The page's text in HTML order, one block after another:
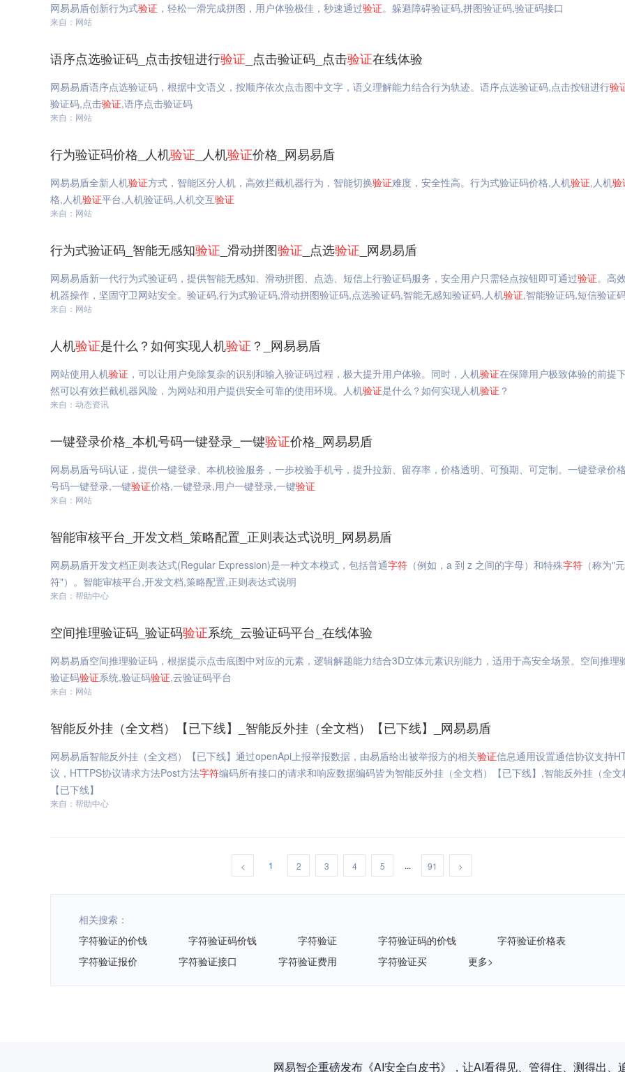
网易易盾创新行为式验证 ，轻松一滑完成拼图，用户体验极佳，秒速通过验证。躲避障碍验证码,拼图验证码,验证码接口
来自：网站
语序点选验证码_点击按钮进行验证 _点击验证码_点击验证在线体验
网易易盾语序点选验证码，根据中文语义，按顺序依次点击图中文字，语义理解能力结合行为轨迹。语序点选验证码,点击按钮进行验
验证码,点击验证,语序点击验证码
来自：网站
行为验证码价格_人机验证 _人机验证价格_网易易盾
网易易盾全新人机验证方式，智能区分人机，高效拦截机器行为，智能切换验证难度，安全性高。行为式验证码价格,人机验证,人机验
格,人机验证平台,人机验证码,人机交互验证
来自：网站
行为式验证码_智能无感知验证 _滑动拼图验证 _点选验证 _网易易盾
网易易盾新一代行为式验证码，提供智能无感知、滑动拼图、点选、短信上行验证码服务，安全用户只需轻点按钮即可通过验证。高
机器操作，坚固守卫网站安全。验证码,行为式验证码,滑动拼图验证码,点选验证码,智能无感知验证码,人机验证,智能验证码,短信验证
来自：网站
人机验证是什么？如何实现人机验证 ？_网易易盾
网站使用人机验证 ，可以让用户免除复杂的识别和输入验证码过程，极大提升用户体验。同时，人机验证在保障用户极致体验的前提
然可以有效拦截机器风险，为网站和用户提供安全可靠的使用环境。人机验证是什么？如何实现人机验证 ？
来自：动态资讯
一键登录价格_本机号码一键登录_一键验证价格_网易易盾
网易易盾号码认证，提供一键登录、本机校验服务，一步校验手机号，提升拉新、留存率，价格透明、可预期、可定制。一键登录价
号码一键登录,一键验证价格,一键登录,用户一键登录,一键验证
来自：网站
智能审核平台_开发文档_策略配置_正则表达式说明_网易易盾
网易易盾开发文档正则表达式(Regular Expression)是一种文本模式，包括普通字符 （例如，a 到 z 之间的字母）和特殊字符 （称为"
符"）。智能审核平台,开发文档,策略配置,正则表达式说明
来自：帮助中心
空间推理验证码_验证码验证系统_云验证码平台_在线体验
网易易盾空间推理验证码，根据提示点击底图中对应的元素，逻辑解题能力结合3D立体元素识别能力，适用于高安全场景。空间推理
验证码验证系统,验证码验证,云验证码平台
来自：网站
智能反外挂（全文档）【已下线】_智能反外挂（全文档）【已下线】_网易易盾
网易易盾智能反外挂（全文档）【已下线】通过openApi上报举报数据，由易盾给出被举报方的相关验证信息通用设置通信协议支持
议，HTTPS协议请求方法Post方法字符编码所有接口的请求和响应数据编码皆为智能反外挂（全文档）【已下线】,智能反外挂（全文
【已下线】
来自：帮助中心
< 1 2 3 4 5 ... 91 >
相关搜索：
字符验证的价钱
字符验证码价钱 字符验证 字符验证码的价钱
字符验证价格表
字符验证报价
字符验证接口 字符验证费用 字符验证买 更多>
网易智企重磅发布《AI安全白皮书》，让AI看得见、管得住、测得出、